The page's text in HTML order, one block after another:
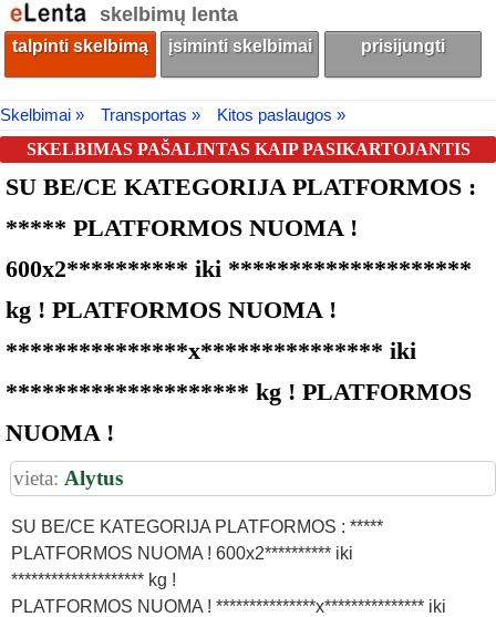
skelbimų lenta
talpinti skelbimą įsiminti skelbimai prisijungti
Skelbimai » Transportas »
Kitos paslaugos »
SKELBIMAS PAŠALINTAS KAIP PASIKARTOJANTIS
SU BE/CE KATEGORIJA PLATFORMOS :
***** PLATFORMOS NUOMA !
600x2********** iki ********************
kg ! PLATFORMOS NUOMA !
***************x*************** iki
******************** kg ! PLATFORMOS
NUOMA !
vieta: Alytus
SU BE/CE KATEGORIJA PLATFORMOS : *****
PLATFORMOS NUOMA ! 600x2********** iki
******************** kg !
PLATFORMOS NUOMA ! ***************x*************** iki